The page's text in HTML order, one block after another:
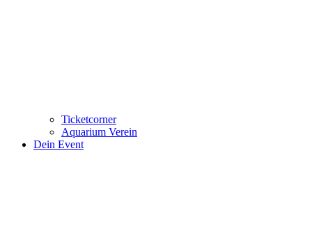
Ticketcorner
Aquarium Verein
Dein Event